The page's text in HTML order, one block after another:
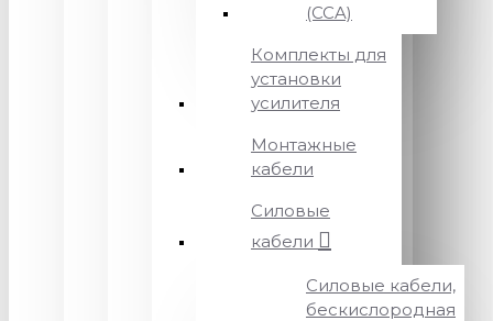
(CCA)
Комплекты для
установки
усилителя
Монтажные
кабели
Силовые
кабели
Силовые кабели,
бескислородная